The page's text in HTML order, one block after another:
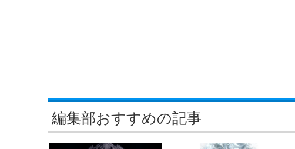
編集部おすすめの記事